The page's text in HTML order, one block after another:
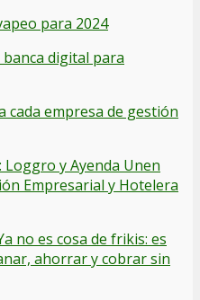
para 2024
digital para
cada empresa de gestión
y Ayenda Unen
Empresarial y Hotelera
no es cosa de frikis: es
ahorrar y cobrar sin